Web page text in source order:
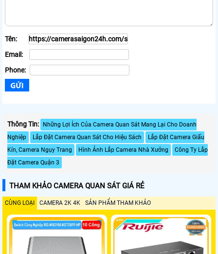
Tên:
Email:
Phone:
Thông Tin:
Những Lợi Ích Của Camera Quan Sát Mang Lại Cho Doanh
Nghiệp
Lắp Đặt Camera Quan Sát Cho Hiệu Sách
Lắp Đặt Camera Giấu
Kín, Camera Ngụy Trang
Hình Ảnh Lắp Camera Nhà Xưởng
Công Ty Lắp
Đặt Camera Quận 3
THAM KHẢO CAMERA QUAN SÁT GIÁ RẺ
CÙNG LOẠI CAMERA 2K 4K SẢN PHẨM THAM KHẢO